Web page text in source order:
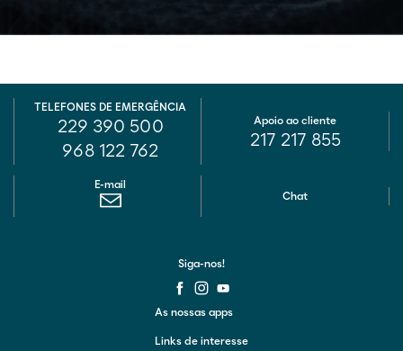
TELEFONES DE EMERGÊNCIA
229 390 500
968 122 762
E-mail
Chat
Apoio ao cliente
217 217 855
Links de interesse
As nossas apps
Siga-nos!